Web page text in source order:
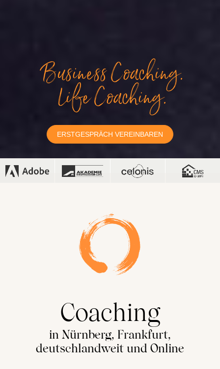
Business Coaching.
Life Coaching.
ERSTGESPRÄCH VEREINBAREN
Coaching
in Nürnberg, Frankfurt,
deutschlandweit und Online